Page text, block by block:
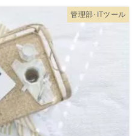
管理部･ITツール